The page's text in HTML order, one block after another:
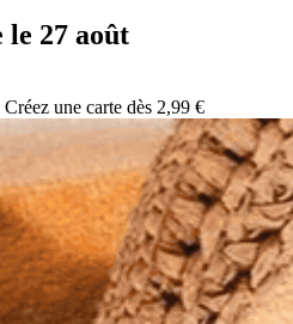
le 27 août
une carte dès 2,99 €